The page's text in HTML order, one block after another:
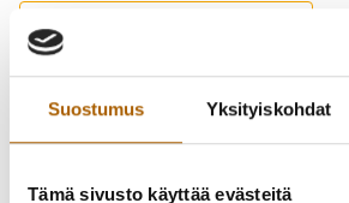
Suostumus Yksityiskohdat
Tämä sivusto käyttää evästeitä
- Takaisin puhelinluetteloon
Pirkola, Emilia